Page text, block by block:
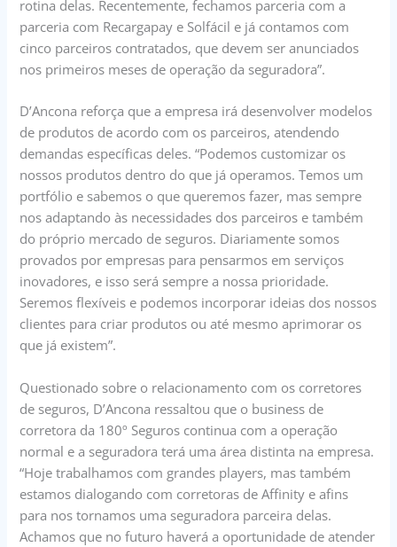
rotina delas. Recentemente, fechamos parceria com a
parceria com Recargapay e Solfácil e já contamos com
cinco parceiros contratados, que devem ser anunciados
nos primeiros meses de operação da seguradora”.
D’Ancona reforça que a empresa irá desenvolver modelos
de produtos de acordo com os parceiros, atendendo
demandas específicas deles. “Podemos customizar os
nossos produtos dentro do que já operamos. Temos um
portfólio e sabemos o que queremos fazer, mas sempre
nos adaptando às necessidades dos parceiros e também
do próprio mercado de seguros. Diariamente somos
provados por empresas para pensarmos em serviços
inovadores, e isso será sempre a nossa prioridade.
Seremos flexíveis e podemos incorporar ideias dos nossos
clientes para criar produtos ou até mesmo aprimorar os
que já existem”.
Questionado sobre o relacionamento com os corretores
de seguros, D’Ancona ressaltou que o business de
corretora da 180º Seguros continua com a operação
normal e a seguradora terá uma área distinta na empresa.
“Hoje trabalhamos com grandes players, mas também
estamos dialogando com corretoras de Affinity e afins
para nos tornamos uma seguradora parceira delas.
Achamos que no futuro haverá a oportunidade de atender